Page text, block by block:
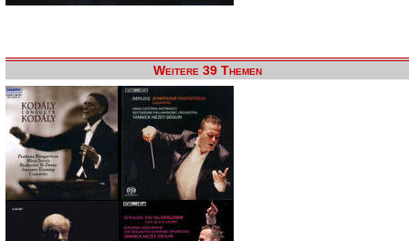
Weitere 39 Themen